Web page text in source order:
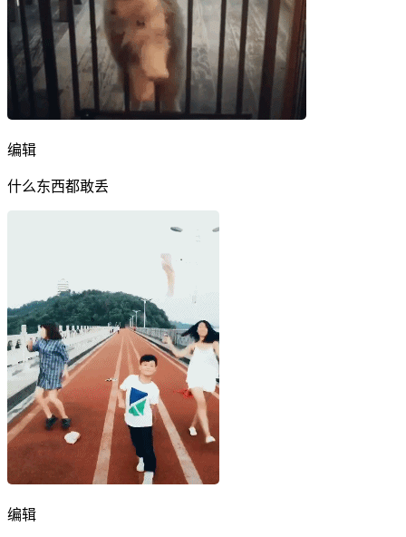
编辑
什么东西都敢丢
编辑